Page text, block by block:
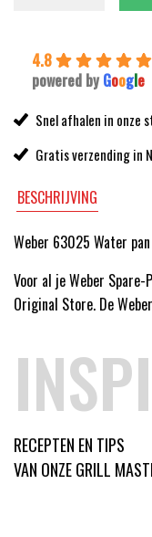
4.8
powered by Google
Snel afhalen in onze
Gratis verzending in
BESCHRIJVING
Weber 63025 Water
Voor al je Weber
Original Store. De
RECEPTEN EN TIPS
VAN ONZE GRILL